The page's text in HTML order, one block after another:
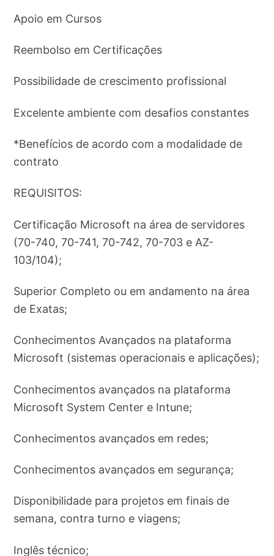
Apoio em Cursos
Reembolso em Certificações
Possibilidade de crescimento profissional
Excelente ambiente com desafios constantes
*Benefícios de acordo com a modalidade de
contrato
REQUISITOS:
Certificação Microsoft na área de servidores
(70-740, 70-741, 70-742, 70-703 e AZ-
103/104);
Superior Completo ou em andamento na área
de Exatas;
Conhecimentos Avançados na plataforma
Microsoft (sistemas operacionais e aplicações);
Conhecimentos avançados na plataforma
Microsoft System Center e Intune;
Conhecimentos avançados em redes;
Conhecimentos avançados em segurança;
Disponibilidade para projetos em finais de
semana, contra turno e viagens;
Inglês técnico;